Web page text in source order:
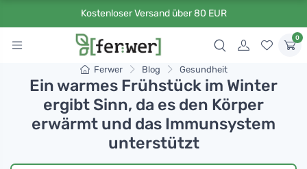
Kostenloser Versand über 80 EUR
0
Ferwer Blog Gesundheit
Ein warmes Frühstück im Winter
ergibt Sinn, da es den Körper
erwärmt und das Immunsystem
unterstützt